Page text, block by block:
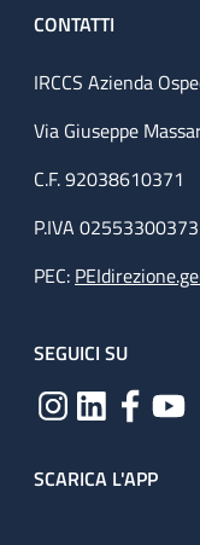
CONTATTI
IRCCS Azienda
Via Giuseppe
C.F. 92038610371
P.IVA 02553300373
PEC:
SEGUICI SU
SCARICA L'APP